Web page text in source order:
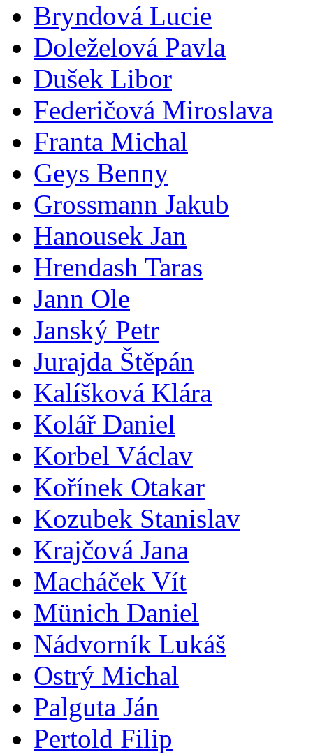
Bryndová Lucie
Doleželová Pavla
Dušek Libor
Federičová Miroslava
Franta Michal
Geys Benny
Grossmann Jakub
Hanousek Jan
Hrendash Taras
Jann Ole
Janský Petr
Jurajda Štěpán
Kalíšková Klára
Kolář Daniel
Korbel Václav
Kořínek Otakar
Kozubek Stanislav
Krajčová Jana
Macháček Vít
Münich Daniel
Nádvorník Lukáš
Ostrý Michal
Palguta Ján
Pertold Filip